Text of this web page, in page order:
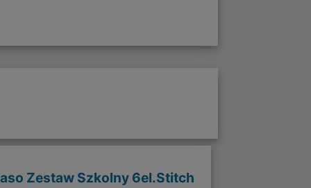
Zestaw Szkolny 6el.Stitch